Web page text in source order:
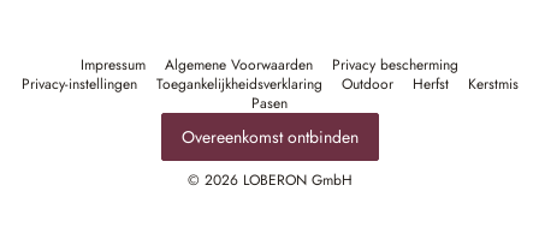
Impressum Algemene Voorwaarden
Privacy bescherming
Privacy-instellingen
Toegankelijkheidsverklaring Outdoor Herfst
Kerstmis
Pasen
Overeenkomst ontbinden
© 2026 LOBERON GmbH